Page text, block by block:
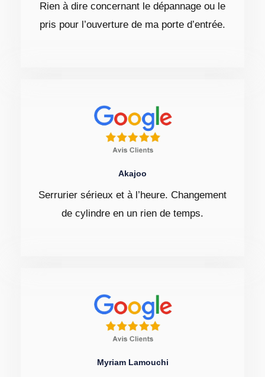
Rien à dire concernant le dépannage ou le
pris pour l’ouverture de ma porte d’entrée.
Akajoo
Serrurier sérieux et à l’heure. Changement
de cylindre en un rien de temps.
Myriam Lamouchi